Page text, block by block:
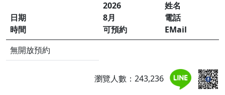
日期
時間
2026
8月
可預約
姓名
電話
EMail
無開放預約
瀏覽人數：243,236